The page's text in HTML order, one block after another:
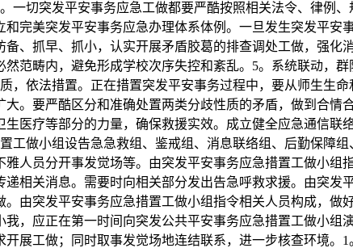
一切突发平安事务应急工做都要严酷按照相关法令、律例
完美突发平安事务应急办理体系体例。一旦发生突发平
备、抓早、抓小，认实开展矛盾胶葛的排查调处工做，强
范畴内，避免形成学校次序失控和紊乱。5。系统联动，
，依法措置。正在措置突发平安事务过程中，要从师生生
。要严酷区分和准确处置两类分歧性质的矛盾，做到合
生医疗等部分的力量，确保救援实效。成立健全应急通信
工做小组设告急急救组、鉴戒组、消息联络组、后勤保障
雅人员分开事发觉场等。由突发平安事务应急措置工做小
相关消息。需要时向相关部分发出告急呼救求援。由突
由突发平安事务应急措置工做小组指令相关人员构成，
我，应正在第一时间向突发公共平安事务应急措置工做小
开展工做；同时取事发觉场地连结联系，进一步核查环境